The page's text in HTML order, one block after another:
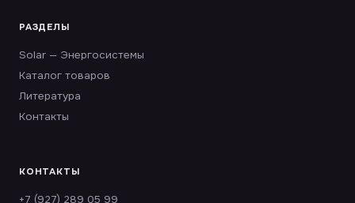
РАЗДЕЛЫ
Solar — Энергосистемы
Каталог товаров
Литература
Контакты
КОНТАКТЫ
+7 (927) 289 05 99